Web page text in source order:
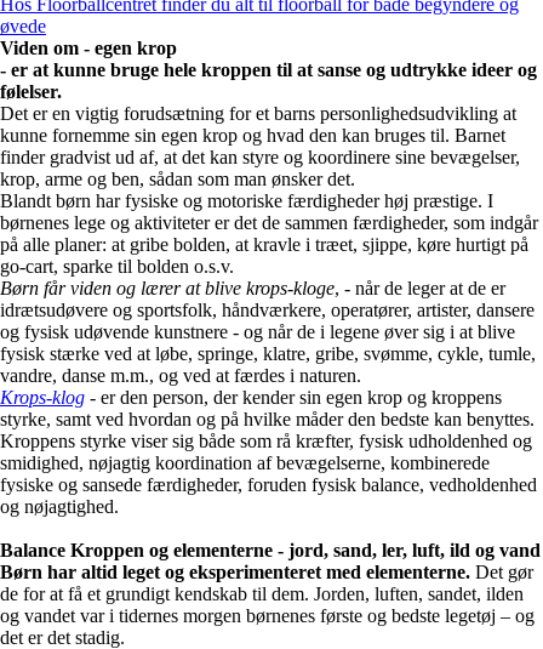
Hos Floorballcentret finder du alt til floorball for både begyndere og
øvede
Viden om - egen krop
- er at kunne bruge hele kroppen til at sanse og udtrykke ideer og
følelser.
Det er en vigtig forudsætning for et barns personlighedsudvikling at
kunne fornemme sin egen krop og hvad den kan bruges til. Barnet
finder gradvist ud af, at det kan styre og koordinere sine bevægelser,
krop, arme og ben, sådan som man ønsker det.
Blandt børn har fysiske og motoriske færdigheder høj præstige. I
børnenes lege og aktiviteter er det de sammen færdigheder, som indgår
på alle planer: at gribe bolden, at kravle i træet, sjippe, køre hurtigt på
go-cart, sparke til bolden o.s.v.
Børn får viden og lærer at blive krops-kloge, - når de leger at de er
idrætsudøvere og sportsfolk, håndværkere, operatører, artister, dansere
og fysisk udøvende kunstnere - og når de i legene øver sig i at blive
fysisk stærke ved at løbe, springe, klatre, gribe, svømme, cykle, tumle,
vandre, danse m.m., og ved at færdes i naturen.
Krops-klog - er den person, der kender sin egen krop og kroppens
styrke, samt ved hvordan og på hvilke måder den bedste kan benyttes.
Kroppens styrke viser sig både som rå kræfter, fysisk udholdenhed og
smidighed, nøjagtig koordination af bevægelserne, kombinerede
fysiske og sansede færdigheder, foruden fysisk balance, vedholdenhed
og nøjagtighed.
Balance Kroppen og elementerne - jord, sand, ler, luft, ild og vand
Børn har altid leget og eksperimenteret med elementerne. Det gør
de for at få et grundigt kendskab til dem. Jorden, luften, sandet, ilden
og vandet var i tidernes morgen børnenes første og bedste legetøj – og
det er det stadig.